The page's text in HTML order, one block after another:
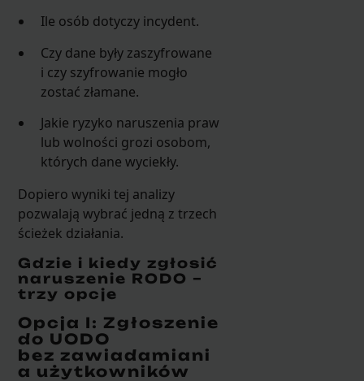
Ile osób dotyczy incydent.
Czy dane były zaszyfrowane
i czy szyfrowanie mogło
zostać złamane.
Jakie ryzyko naruszenia praw
lub wolności grozi osobom,
których dane wyciekły.
Dopiero wyniki tej analizy
pozwalają wybrać jedną z trzech
ścieżek działania.
Gdzie i kiedy zgłosić
naruszenie RODO –
trzy opcje
Opcja I: Zgłoszenie
do UODO
bez zawiadamiani
a użytkowników